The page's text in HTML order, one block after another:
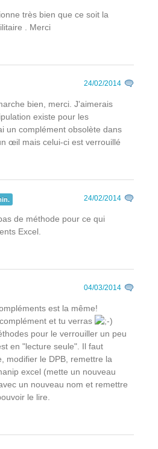
très bien que ce soit la
. Merci
24/02/2014
bien, merci. J'aimerais
existe pour les
un complément obsolète dans
œil mais celui-ci est verrouillé
24/02/2014
de méthode pour ce qui
Excel.
04/03/2014
est la même!
et tu verras
pour le verrouiller un peu
en "lecture seule". Il faut
modifier le DPB, remettre la
excel (mette un nouveau
un nouveau nom et remettre
le lire.